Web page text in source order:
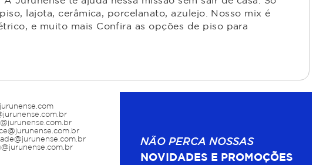
lajota, cerâmica, porcelanato, azulejo. Nosso mix é
e muito mais Confira as opções de piso para
NÃO PERCA NOSSAS
NOVIDADES E PROMOÇÕES